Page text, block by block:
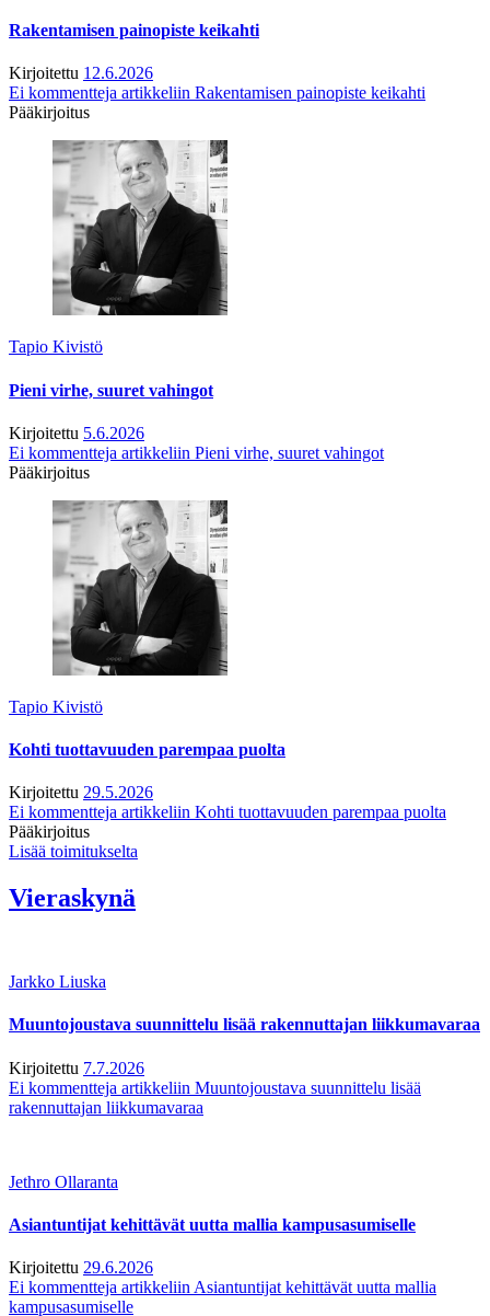
Rakentamisen painopiste keikahti
Kirjoitettu 12.6.2026
Ei kommentteja artikkeliin Rakentamisen painopiste keikahti
Pääkirjoitus
Tapio Kivistö
Pieni virhe, suuret vahingot
Kirjoitettu 5.6.2026
Ei kommentteja artikkeliin Pieni virhe, suuret vahingot
Pääkirjoitus
Tapio Kivistö
Kohti tuottavuuden parempaa puolta
Kirjoitettu 29.5.2026
Ei kommentteja artikkeliin Kohti tuottavuuden parempaa puolta
Pääkirjoitus
Lisää toimitukselta
Vieraskynä
Jarkko Liuska
Muuntojoustava suunnittelu lisää rakennuttajan liikkumavaraa
Kirjoitettu 7.7.2026
Ei kommentteja artikkeliin Muuntojoustava suunnittelu lisää
rakennuttajan liikkumavaraa
Jethro Ollaranta
Asiantuntijat kehittävät uutta mallia kampusasumiselle
Kirjoitettu 29.6.2026
Ei kommentteja artikkeliin Asiantuntijat kehittävät uutta mallia
kampusasumiselle